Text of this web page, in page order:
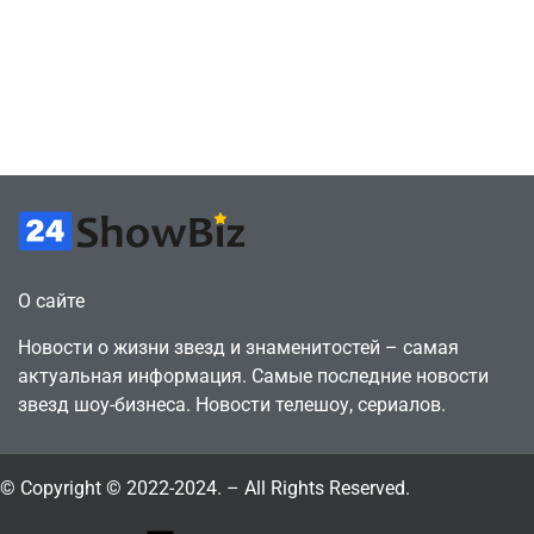
О сайте
Новости о жизни звезд и знаменитостей – самая
актуальная информация. Самые последние новости
звезд шоу-бизнеса. Новости телешоу, сериалов.
© Copyright © 2022-2024. – All Rights Reserved.